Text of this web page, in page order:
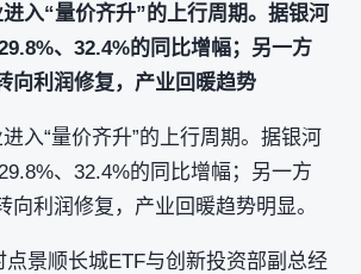
入“量价齐升”的上行周期。据银河
、32.4%的同比增幅；另一方
向利润修复，产业回暖趋势
入“量价齐升”的上行周期。据银河
、32.4%的同比增幅；另一方
利润修复，产业回暖趋势明显。
景顺长城ETF与创新投资部副总经